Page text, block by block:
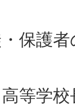
保護
等学